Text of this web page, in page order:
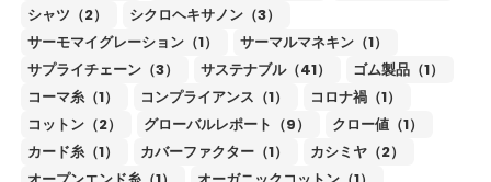
シャツ（2）
シクロヘキサノン（3）
サーモマイグレーション（1）
サーマルマネキン（1）
サプライチェーン（3）
サステナブル（41）
ゴム製品（1）
コーマ糸（1）
コンプライアンス（1）
コロナ禍（1）
コットン（2）
グローバルレポート（9）
クロー値（1）
カード糸（1）
カバーファクター（1）
カシミヤ（2）